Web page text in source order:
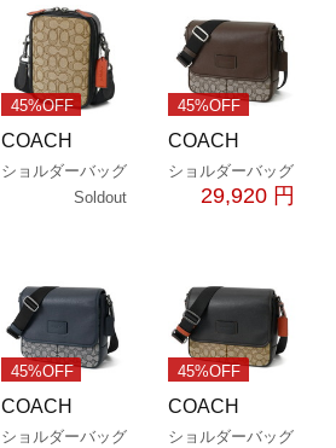
45%OFF
COACH
ショルダーバッグ
Soldout
45%OFF
COACH
ショルダーバッグ
29,920 円
45%OFF
COACH
ショルダーバッグ
45%OFF
COACH
ショルダーバッグ